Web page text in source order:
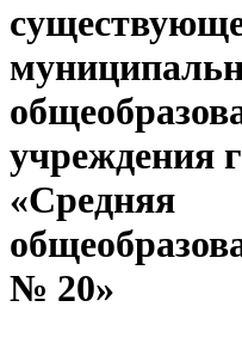
учреждения
«Средняя
№ 20»